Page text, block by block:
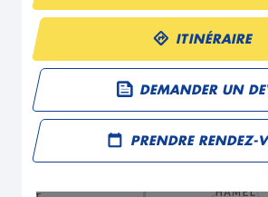
ITINÉRAIRE
DEMANDER UN
PRENDRE RENDEZ-